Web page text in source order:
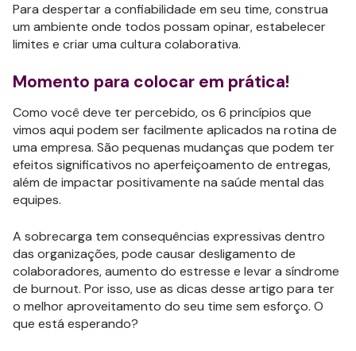
Para despertar a confiabilidade em seu time, construa
um ambiente onde todos possam opinar, estabelecer
limites e criar uma cultura colaborativa.
Momento para colocar em prática!
Como você deve ter percebido, os 6 princípios que
vimos aqui podem ser facilmente aplicados na rotina de
uma empresa. São pequenas mudanças que podem ter
efeitos significativos no aperfeiçoamento de entregas,
além de impactar positivamente na saúde mental das
equipes.
A sobrecarga tem consequências expressivas dentro
das organizações, pode causar desligamento de
colaboradores, aumento do estresse e levar a síndrome
de burnout. Por isso, use as dicas desse artigo para ter
o melhor aproveitamento do seu time sem esforço. O
que está esperando?